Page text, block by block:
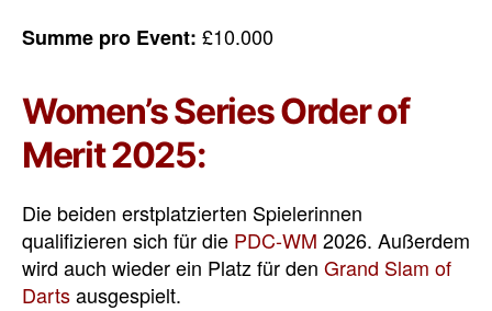
Summe pro Event: £10.000
Women’s Series Order of
Merit 2025:
Die beiden erstplatzierten Spielerinnen
qualifizieren sich für die PDC-WM 2026. Außerdem
wird auch wieder ein Platz für den Grand Slam of
Dartsausgespielt.